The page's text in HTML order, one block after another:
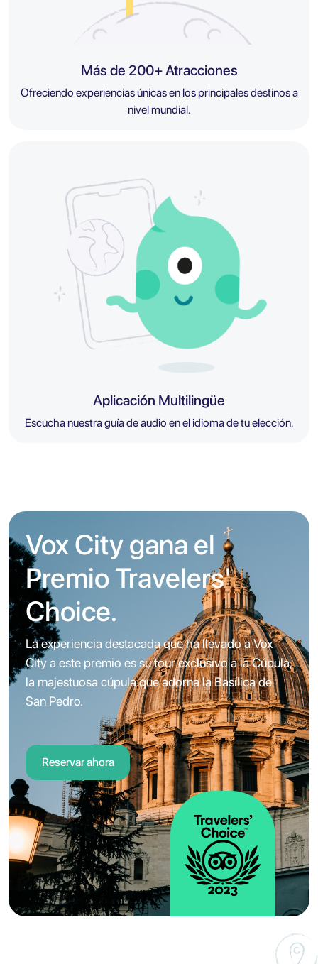
Más de 200+ Atracciones
Ofreciendo experiencias únicas en los principales destinos a
nivel mundial.
Aplicación Multilingüe
Escucha nuestra guía de audio en el idioma de tu elección.
Vox City gana el
Premio Travelers'
Choice.
La experiencia destacada que ha llevado a Vox
City a este premio es su tour exclusivo a la Cúpula,
la majestuosa cúpula que adorna la Basílica de
San Pedro.
Reservar ahora